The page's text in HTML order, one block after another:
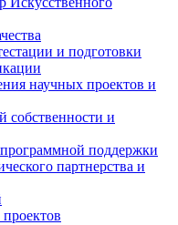
и подготовки
научных проектов и
собственности и
поддержки
партнерства и